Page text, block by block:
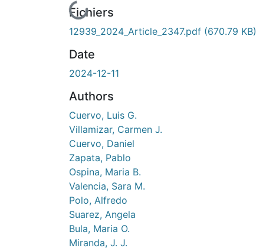
En cours de chargement...
Fichiers
12939_2024_Article_2347.pdf (670.79 KB)
Date
2024-12-11
Authors
Cuervo, Luis G.
Villamizar, Carmen J.
Cuervo, Daniel
Zapata, Pablo
Ospina, Maria B.
Valencia, Sara M.
Polo, Alfredo
Suarez, Angela
Bula, Maria O.
Miranda, J. J.